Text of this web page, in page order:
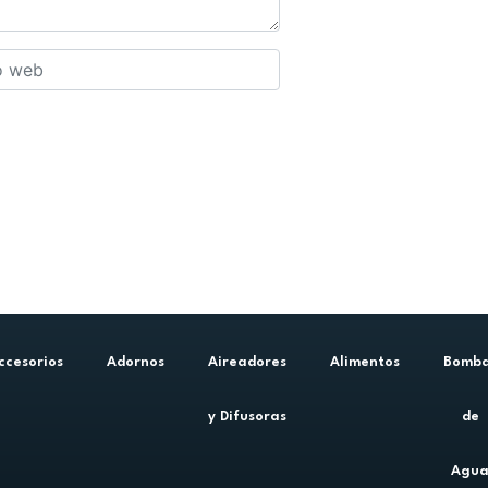
Adornos Aireadores
y Difusoras
Alimentos
de